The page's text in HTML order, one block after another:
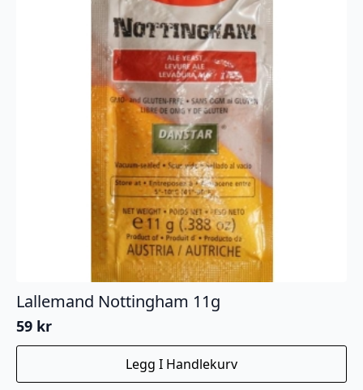
Lallemand Nottingham 11g
59 kr
Legg I Handlekurv